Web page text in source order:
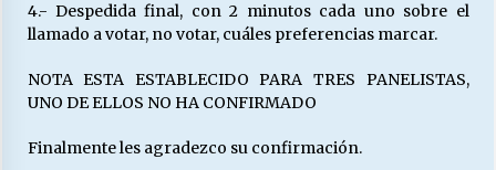
4.- Despedida final, con 2 minutos cada uno sobre el
llamado a votar, no votar, cuáles preferencias marcar.
NOTA ESTA ESTABLECIDO PARA TRES PANELISTAS,
UNO DE ELLOS NO HA CONFIRMADO
Finalmente les agradezco su confirmación.